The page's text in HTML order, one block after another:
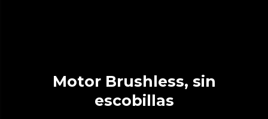
Motor Brushless, sin
escobillas